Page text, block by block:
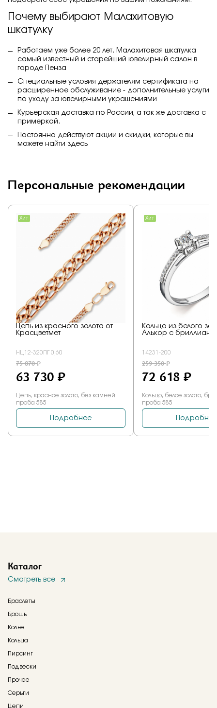
Почему выбирают Малахитовую
шкатулку
Работаем уже более 20 лет. Малахитовая шкатулка
самый известный и старейший ювелирный салон в
городе Пенза
Специальные условия держателям сертификата на
расширенное обслуживание - дополнительные услуги
по уходу за ювелирными украшениями
Курьерская доставка по России, а так же доставка с
примеркой.
Постоянно действуют акции и скидки, которые вы
можете найти здесь
Персональные рекомендации
Каталог
Смотреть все
Браслеты
Брошь
Колье
Кольца
Пирсинг
Подвески
Прочее
Серьги
Цепи